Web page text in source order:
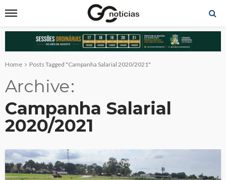
Home Posts Tagged "Campanha Salarial 2020/2021"
Archive
Campanha Salarial
2020/2021